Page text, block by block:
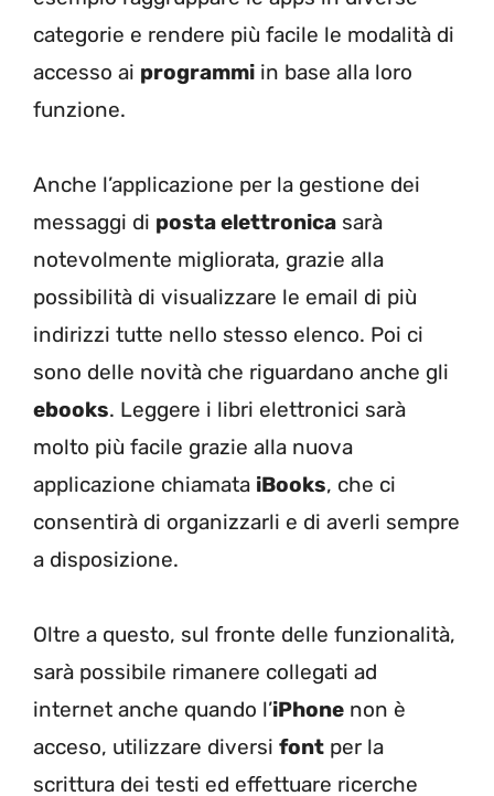
categorie e rendere più facile le modalità di
accesso ai programmi in base alla loro
funzione.
Anche l’applicazione per la gestione dei
messaggi di posta elettronica sarà
notevolmente migliorata, grazie alla
possibilità di visualizzare le email di più
indirizzi tutte nello stesso elenco. Poi ci
sono delle novità che riguardano anche gli
ebooks. Leggere i libri elettronici sarà
molto più facile grazie alla nuova
applicazione chiamata iBooks, che ci
consentirà di organizzarli e di averli sempre
a disposizione.
Oltre a questo, sul fronte delle funzionalità,
sarà possibile rimanere collegati ad
internet anche quando l’iPhone non è
acceso, utilizzare diversi font per la
scrittura dei testi ed effettuare ricerche